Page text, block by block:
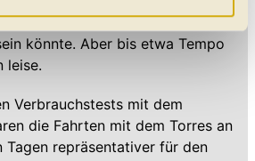
die Sie uns Ihr Einverständnis
Sie, dass durch eine
nicht mehr alle
zur Verfügung stehen. Sie
jederzeit in unserer
anpassen.
auch wenn der Motor noch
könnte. Aber bis etwa Tempo
leise.
Verbrauchstests mit dem
die Fahrten mit dem Torres an
Tagen repräsentativer für den